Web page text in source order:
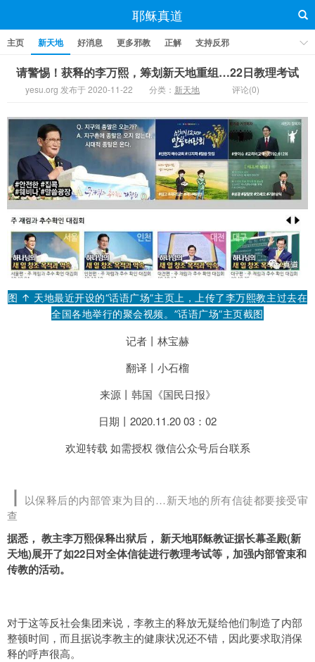
耶稣真道
主页 新天地 好消息 更多邪教 正解 支持反邪
请警惕！获释的李万熙，筹划新天地重组…22日教理考试
yesu.org 发布于 2020-11-22 分类： 新天地 评论(0)
图 ↑ 天地最近开设的“话语广场”主页上，上传了李万熙教主过去在
全国各地举行的聚会视频。”话语广场”主页截图
记者丨林宝赫
翻译丨小石榴
来源丨韩国《国民日报》
日期丨2020.11.20 03：02
欢迎转载 如需授权 微信公众号后台联系
丨 以保释后的内部管束为目的…新天地的所有信徒都要接受审
查
据悉， 教主李万熙保释出狱后， 新天地耶稣教证据长幕圣殿(新
天地)展开了如22日对全体信徒进行教理考试等，加强内部管束和
传教的活动。
对于这等反社会集团来说，李教主的释放无疑给他们制造了内部
整顿时间，而且据说李教主的健康状况还不错，因此要求取消保
释的呼声很高。